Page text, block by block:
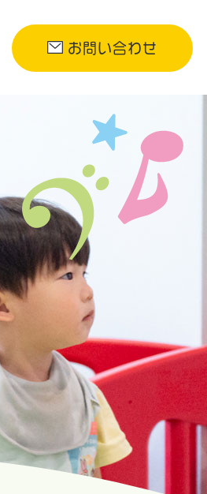
お問い合わせ